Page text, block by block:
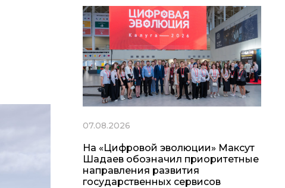
07.08.2026
На «Цифровой эволюции» Максут
Шадаев обозначил приоритетные
направления развития
государственных сервисов